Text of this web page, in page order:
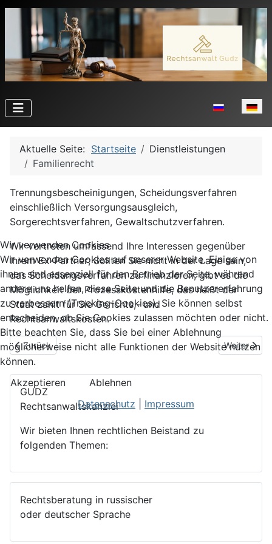
Sprache
GUDZ
Rechtsanwaltskanzlei
Wir bieten Ihnen rechtlichen Beistand zu
folgenden Themen:
Rechtsberatung in russischer
oder deutscher Sprache
Aktuelle Seite: Startseite
Dienstleistungen
Familienrecht
Trennungsbescheinigungen, Scheidungsverfahren
einschließlich Versorgungsausgleich,
Sorgerechtsverfahren, Gewaltschutzverfahren.
Wir vertreten umfassend Ihre Interessen gegenüber
Ihrem Ex-Partner; Sollten Sie nicht in der Lage sein,
das Scheidungsverfahren zu finanzieren, gibt es die
Möglichkeit der Prozesskostenhilfe, das heißt der
Staat zahlt für Sie Gerichts,- und
Rechtsanwaltskosten.
Vorheriger Beitrag: Ausländerrecht
Zurück Nächster
Weiter
Wir verwenden Cookies
Wir verwenden Cookies auf unserer Website. Einige von
ihnen sind essenziell für den Betrieb der Seite, während
andere uns helfen, diese Seite und die Benutzererfahrung
zu verbessern (Tracking-Cookies). Sie können selbst
entscheiden, ob Sie Cookies zulassen möchten oder nicht.
Bitte beachten Sie, dass Sie bei einer Ablehnung
möglicherweise nicht alle Funktionen der Website nutzen
können.
Akzeptieren
Ablehnen
Datenschutz
Impressum